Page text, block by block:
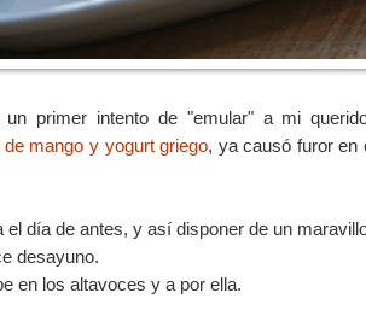
primer intento de "emular" a mi
de mango y yogurt griego, ya causó furor en
el día de antes, y así disponer de un
desayuno.
en los altavoces y a por ella.